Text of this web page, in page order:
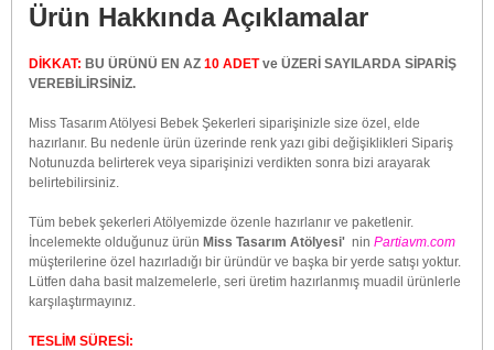
Ürün Hakkında Açıklamalar
DİKKAT: BU ÜRÜNÜ EN AZ 10 ADETve ÜZERİ SAYILARDA SİPARİŞ
VEREBİLİRSİNİZ.
Miss Tasarım Atölyesi Bebek Şekerleri siparişinizle size özel, elde
hazırlanır. Bu nedenle ürün üzerinde renk yazı gibi değişiklikleri Sipariş
Notunuzda belirterek veya siparişinizi verdikten sonra bizi arayarak
belirtebilirsiniz.
Tüm bebek şekerleri Atölyemizde özenle hazırlanır ve paketlenir.
İncelemekte olduğunuz ürün Miss Tasarım Atölyesi' nin Partiavm.com
müşterilerine özel hazırladığı bir üründür ve başka bir yerde satışı yoktur.
Lütfen daha basit malzemelerle, seri üretim hazırlanmış muadil ürünlerle
karşılaştırmayınız.
TESLİM SÜRESİ: